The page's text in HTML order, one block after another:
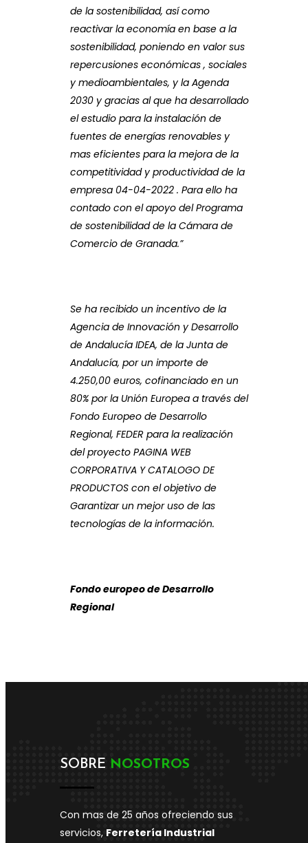
de la sostenibilidad, así como
reactivar la economía en base a la
sostenibilidad, poniendo en valor sus
repercusiones económicas , sociales
y medioambientales, y la Agenda
2030 y gracias al que ha desarrollado
el estudio para la instalación de
fuentes de energías renovables y
mas eficientes para la mejora de la
competitividad y productividad de la
empresa 04-04-2022 . Para ello ha
contado con el apoyo del Programa
de sostenibilidad de la Cámara de
Comercio de Granada.”
Se ha recibido un incentivo de la
Agencia de Innovación y Desarrollo
de Andalucía IDEA, de la Junta de
Andalucía, por un importe de
4.250,00 euros, cofinanciado en un
80% por la Unión Europea a través del
Fondo Europeo de Desarrollo
Regional, FEDER para la realización
del proyecto PAGINA WEB
CORPORATIVA Y CATALOGO DE
PRODUCTOS con el objetivo de
Garantizar un mejor uso de las
tecnologías de la información.
Fondo europeo de Desarrollo
Regional
SOBRE NOSOTROS
Con mas de 25 años ofreciendo sus
servicios, Ferretería Industrial